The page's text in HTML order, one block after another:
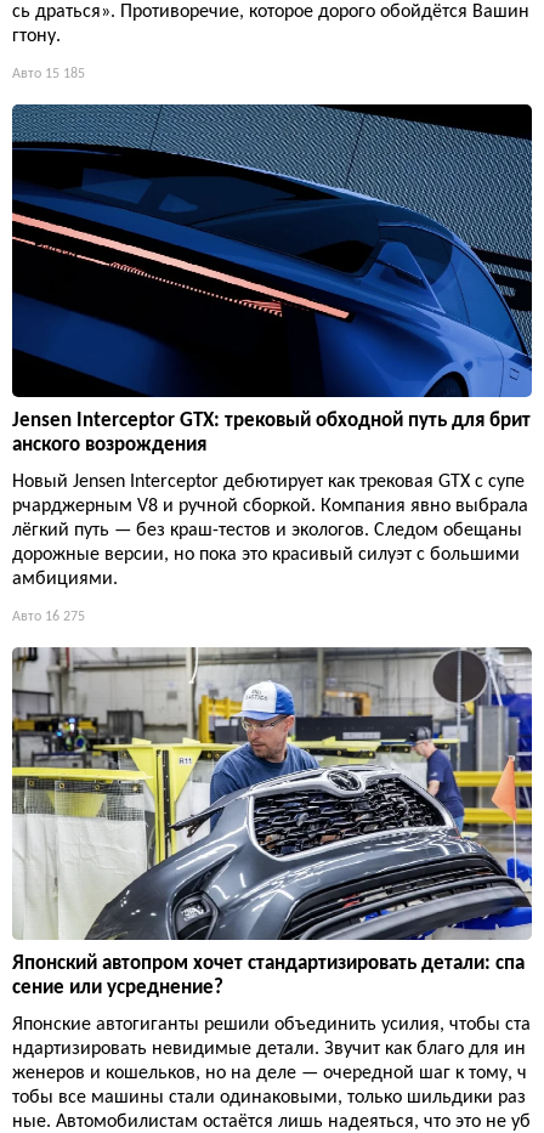
сь драться». Противоречие, которое дорого обойдётся Вашин
гтону.
Авто 15 185
Jensen Interceptor GTX: трековый обходной путь для брит
анского возрождения
Новый Jensen Interceptor дебютирует как трековая GTX с супе
рчарджерным V8 и ручной сборкой. Компания явно выбрала
лёгкий путь — без краш-тестов и экологов. Следом обещаны
дорожные версии, но пока это красивый силуэт с большими
амбициями.
Авто 16 275
Японский автопром хочет стандартизировать детали: спа
сение или усреднение?
Японские автогиганты решили объединить усилия, чтобы ста
ндартизировать невидимые детали. Звучит как благо для ин
женеров и кошельков, но на деле — очередной шаг к тому, ч
тобы все машины стали одинаковыми, только шильдики раз
ные. Автомобилистам остаётся лишь надеяться, что это не уб